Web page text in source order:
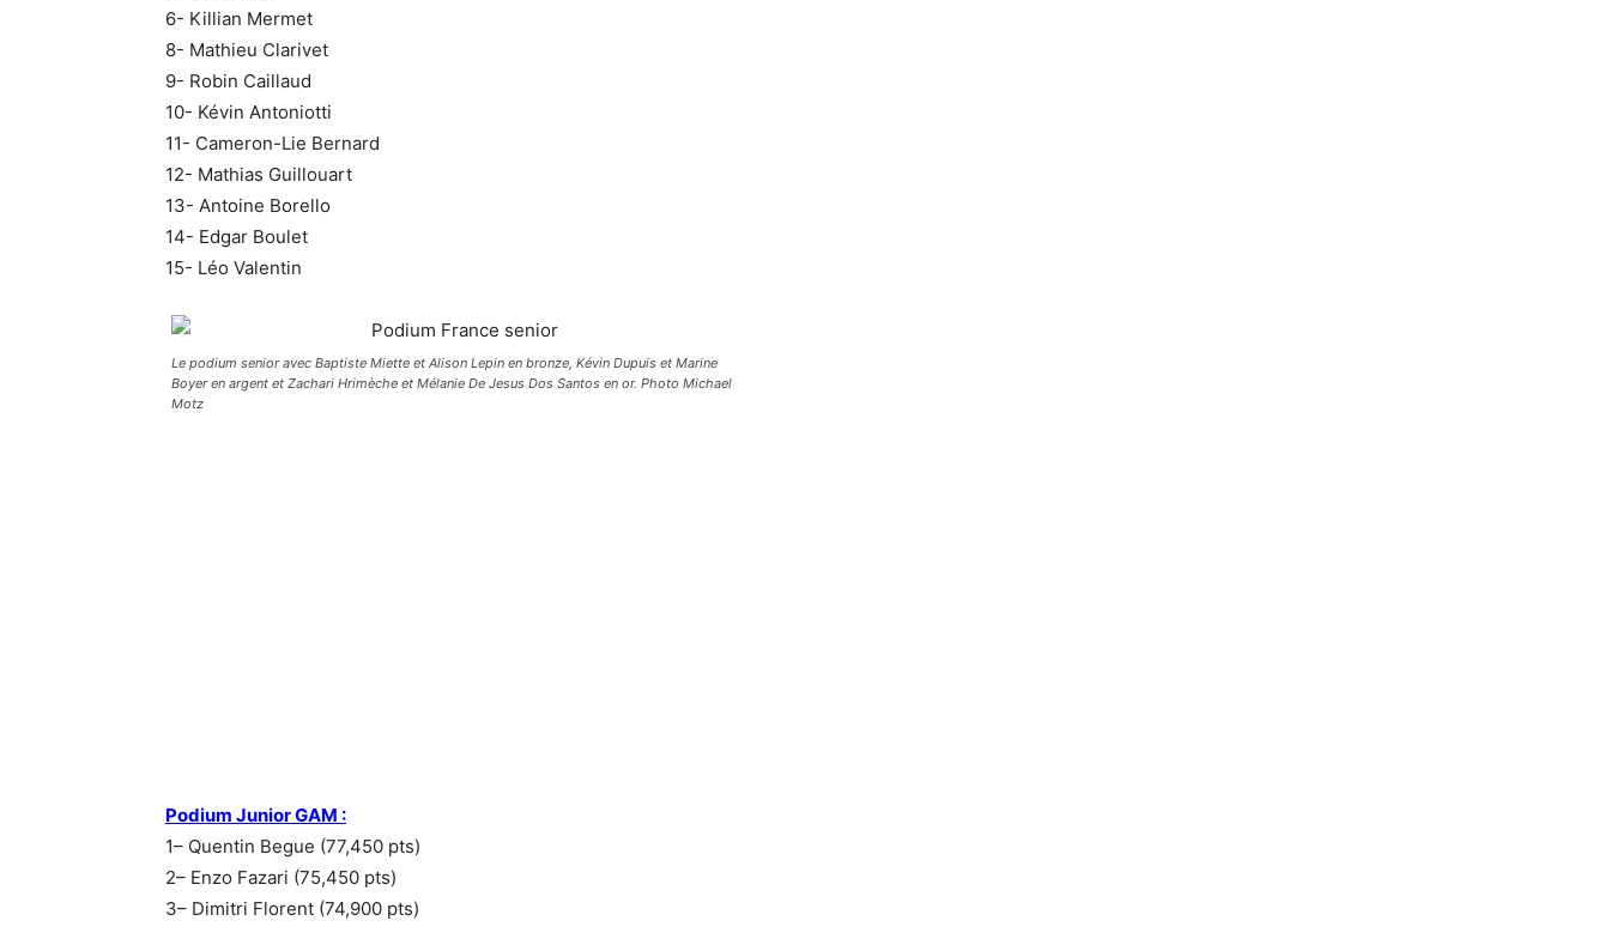
6- Killian Mermet
8- Mathieu Clarivet
9- Robin Caillaud
10- Kévin Antoniotti
11- Cameron-Lie Bernard
12- Mathias Guillouart
13- Antoine Borello
14- Edgar Boulet
15- Léo Valentin
Le podium senior avec Baptiste Miette et Alison Lepin en bronze, Kévin Dupuis et Marine
Boyer en argent et Zachari Hrimèche et Mélanie De Jesus Dos Santos en or. Photo Michael
Motz
Podium Junior GAM :
1– Quentin Begue (77,450 pts)
2– Enzo Fazari (75,450 pts)
3– Dimitri Florent (74,900 pts)